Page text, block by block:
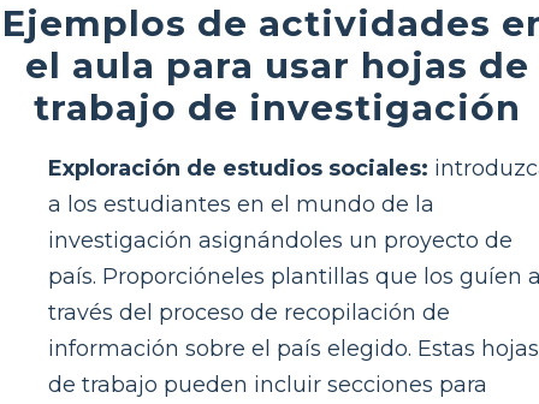
Ejemplos de actividades
el aula para usar hojas de
trabajo de investigación
Exploración de estudios sociales:
a los estudiantes en el mundo de la
investigación asignándoles un proyecto de
país. Proporcióneles plantillas que los guíen
través del proceso de recopilación de
información sobre el país elegido. Estas hojas
de trabajo pueden incluir secciones para